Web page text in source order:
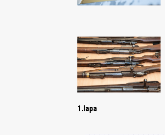
1.lapa